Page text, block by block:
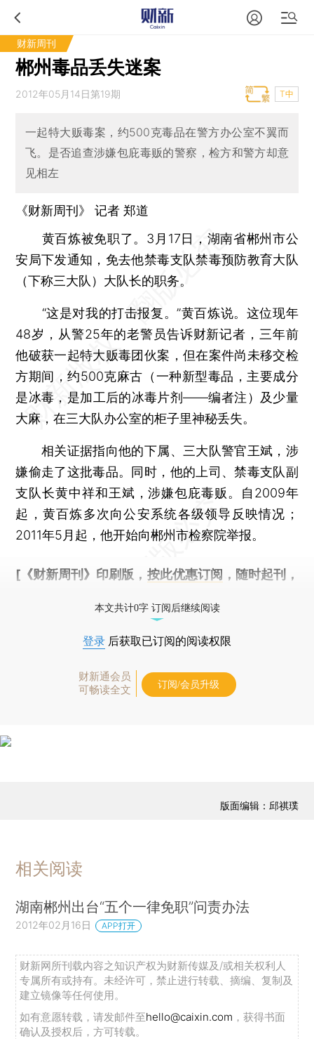
财新周刊
郴州毒品丢失迷案
2012年05月14日第19期 T中
一起特大贩毒案，约500克毒品在警方办公室不翼而
飞。是否追查涉嫌包庇毒贩的警察，检方和警方却意
见相左
《财新周刊》 记者 郑道
黄百炼被免职了。3月17日，湖南省郴州市公
安局下发通知，免去他禁毒支队禁毒预防教育大队
（下称三大队）大队长的职务。
“这是对我的打击报复。”黄百炼说。这位现年
48岁，从警25年的老警员告诉财新记者，三年前
他破获一起特大贩毒团伙案，但在案件尚未移交检
方期间，约500克麻古（一种新型毒品，主要成分
是冰毒，是加工后的冰毒片剂——编者注）及少量
大麻，在三大队办公室的柜子里神秘丢失。
相关证据指向他的下属、三大队警官王斌，涉
嫌偷走了这批毒品。同时，他的上司、禁毒支队副
支队长黄中祥和王斌，涉嫌包庇毒贩。自2009年
起，黄百炼多次向公安系统各级领导反映情况；
2011年5月起，他开始向郴州市检察院举报。
[《财新周刊》印刷版， 按此优惠订阅 ，随时起刊，
本文共计0字 订阅后继续阅读
登录 后获取已订阅的阅读权限
财新通会员
可畅读全文
订阅/会员升级
版面编辑：邱祺璞
相关阅读
湖南郴州出台“五个一律免职”问责办法
2012年02月16日 APP打开
财新网所刊载内容之知识产权为财新传媒及/或相关权利人
专属所有或持有。未经许可，禁止进行转载、摘编、复制及
建立镜像等任何使用。
如有意愿转载，请发邮件至hello@caixin.com ，获得书面
确认及授权后，方可转载。